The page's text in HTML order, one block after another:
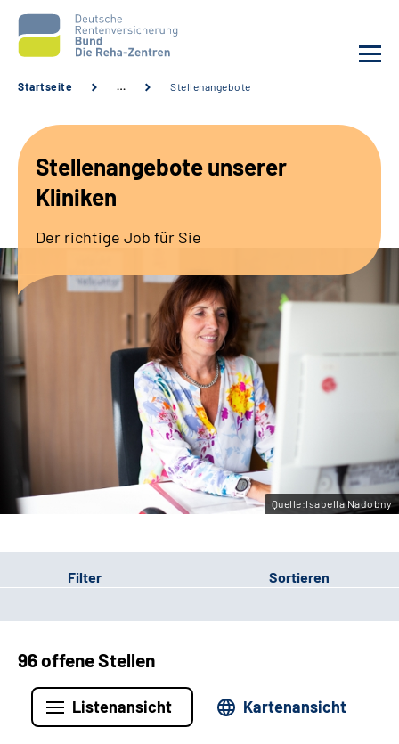
Unsere Kliniken
Sozialdienste & Zuweisende
Erweiterte Suche
Gebärdensprache
Leichte Sprache
Startseite … Stellenangebote
Stellenangebote unserer
Kliniken
Der richtige Job für Sie
Quelle:Isabella Nadobny
Filter Sortieren
96 offene Stellen
Listenansicht Kartenansicht